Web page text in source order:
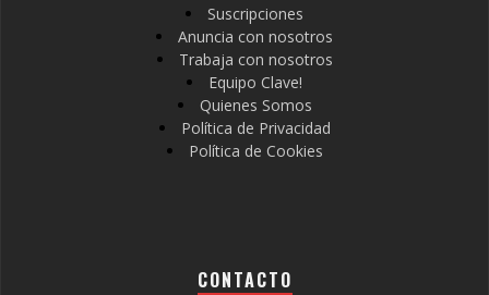
Suscripciones
Anuncia con nosotros
Trabaja con nosotros
Equipo Clave!
Quienes Somos
Política de Privacidad
Política de Cookies
CONTACTO